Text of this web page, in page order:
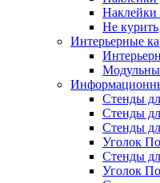
Наклейки
Не курить
Интерьерные
Стенды
Стенды
Стенды
Уголок
Стенды
Уголок